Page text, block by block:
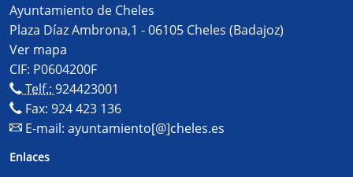
Ayuntamiento de Cheles
Plaza Díaz Ambrona,1 - 06105 Cheles (Badajoz)
Ver mapa
CIF: P0604200F
Telf.: 924423001
Fax: 924 423 136
E-mail: ayuntamiento[@]cheles.es
Enlaces